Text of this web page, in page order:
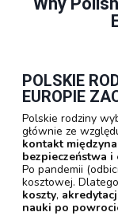
POLSKIE
EUROPIE
Polskie rodziny
głównie ze
kontakt
bezpieczeństwa i
Po pandemii
kosztowej.
koszty,
nauki po